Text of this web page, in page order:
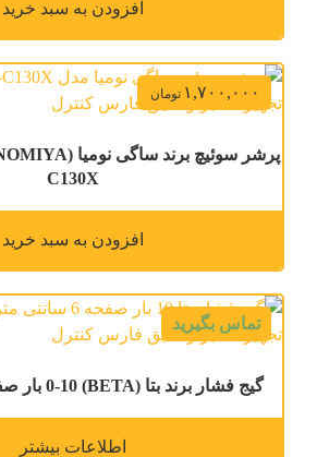
افزودن به سبد خرید
C130X
۱,۷۰۰,۰۰۰ تومان
افزودن به سبد خرید
گیج فشار برند بتا (BETA) 0-10 بار صفحه 6 سانتی متر
تماس بگیرید
اطلاعات بیشتر